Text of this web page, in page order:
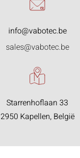
info@vabotec.be
sales@vabotec.be
Starrenhoflaan 33
2950 Kapellen, België